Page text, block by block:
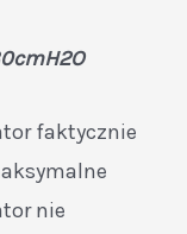
faktycznie
nie